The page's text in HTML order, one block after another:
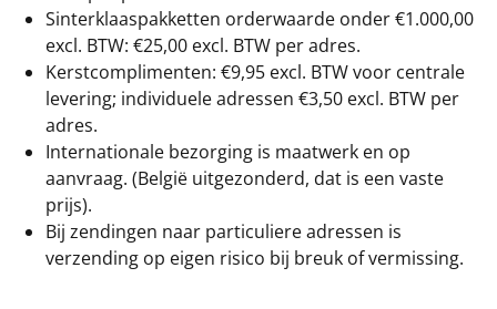
Sinterklaaspakketten orderwaarde onder €1.000,00
excl. BTW: €25,00 excl. BTW per adres.
Kerstcomplimenten: €9,95 excl. BTW voor centrale
levering; individuele adressen €3,50 excl. BTW per
adres.
Internationale bezorging is maatwerk en op
aanvraag. (België uitgezonderd, dat is een vaste
prijs).
Bij zendingen naar particuliere adressen is
verzending op eigen risico bij breuk of vermissing.